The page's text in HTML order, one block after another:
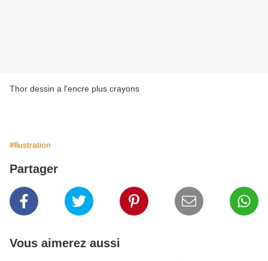
Thor dessin a l'encre plus crayons
#llustration
Partager
Vous aimerez aussi